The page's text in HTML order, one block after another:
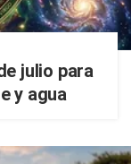
julio para
y agua